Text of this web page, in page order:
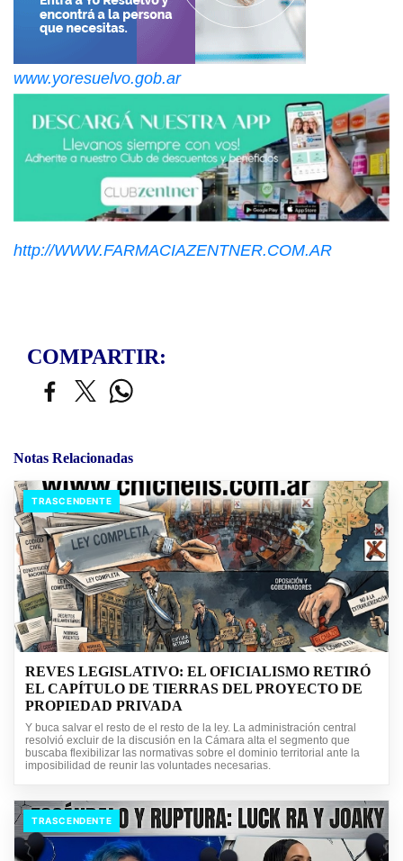
www.yoresuelvo.gob.ar
http://WWW.FARMACIAZENTNER.COM.AR
COMPARTIR:
Notas Relacionadas
TRASCENDENTE
REVES LEGISLATIVO: EL OFICIALISMO RETIRÓ
EL CAPÍTULO DE TIERRAS DEL PROYECTO DE
PROPIEDAD PRIVADA
Y buca salvar el resto de el resto de la ley. La administración central
resolvió excluir de la discusión en la Cámara alta el segmento que
buscaba flexibilizar las normativas sobre el dominio territorial ante la
imposibilidad de reunir las voluntades necesarias.
TRASCENDENTE